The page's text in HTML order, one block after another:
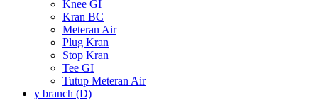
Knee GI
Kran BC
Meteran Air
Plug Kran
Stop Kran
Tee GI
Tutup Meteran Air
y branch (D)